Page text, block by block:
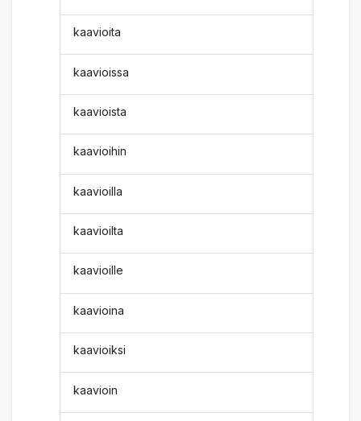
kaavioita
kaavioissa
kaavioista
kaavioihin
kaavioilla
kaavioilta
kaavioille
kaavioina
kaavioiksi
kaavioin